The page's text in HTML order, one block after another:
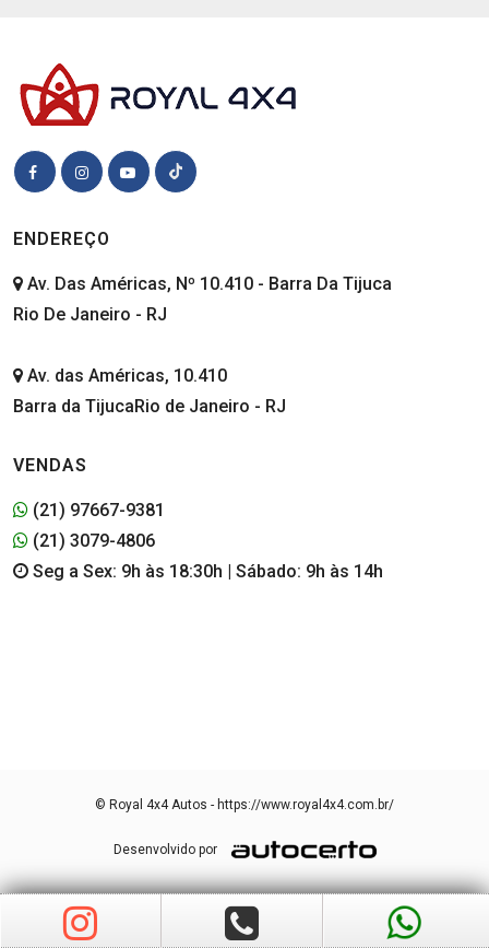
ENDEREÇO
Av. Das Américas, Nº 10.410 - Barra Da Tijuca
Rio De Janeiro - RJ
Av. das Américas, 10.410
Barra da TijucaRio de Janeiro - RJ
VENDAS
(21) 97667-9381
(21) 3079-4806
Seg a Sex: 9h às 18:30h | Sábado: 9h às 14h
© Royal 4x4 Autos - https://www.royal4x4.com.br/
Desenvolvido por